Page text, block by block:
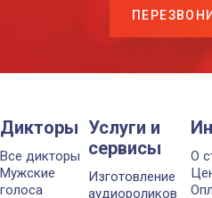
Дикторы
Все дикторы
Мужские
голоса
Услуги и
сервисы
Изготовление
аудиороликов
О